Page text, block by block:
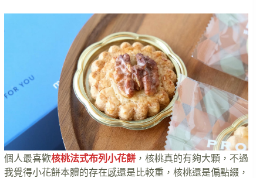
個人最喜歡核桃法式布列小花餅 ，核桃真的有夠大顆，不過
我覺得小花餅本體的存在感還是比較重，核桃還是偏點綴，